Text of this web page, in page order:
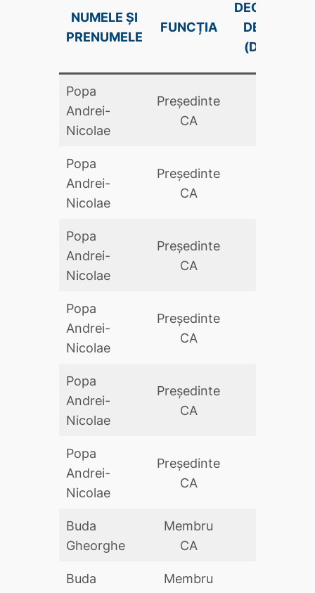
NUMELE ȘI
PRENUMELE
FUNCȚIA
DECLARAŢIE
DE AVERE
(DA .PDF)
Popa
Andrei-
Nicolae
Preşedinte
CA
Popa
Andrei-
Nicolae
Preşedinte
CA
Popa
Andrei-
Nicolae
Preşedinte
CA
Popa
Andrei-
Nicolae
Preşedinte
CA
Popa
Andrei-
Nicolae
Preşedinte
CA
Popa
Andrei-
Nicolae
Preşedinte
CA
Buda
Gheorghe
Membru
CA
Buda
Membru